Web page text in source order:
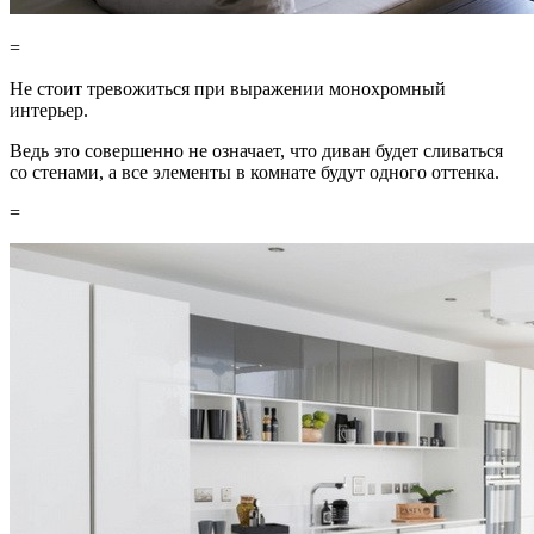
=
Не стоит тревожиться при выражении монохромный
интерьер.
Ведь это совершенно не означает, что диван будет сливаться
со стенами, а все элементы в комнате будут одного оттенка.
=